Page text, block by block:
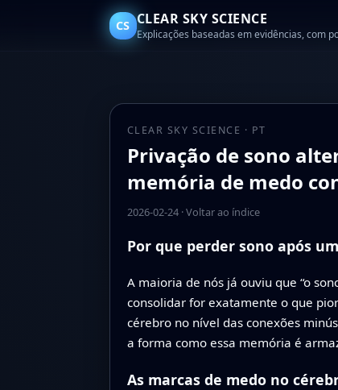
CS CLEAR SKY SCIENCE
Explicações baseadas em evidências, com
CLEAR SKY SCIENCE · PT
Privação de sono
memória de medo
2026-02-24·Voltar ao índice
Por que perder sono após
A maioria de nós já ouviu que “o
consolidar for exatamente o que
cérebro no nível das conexões
a forma como essa memória é
As marcas de medo no